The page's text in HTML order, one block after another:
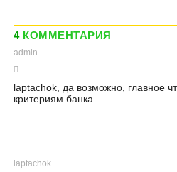
4КОММЕНТАРИЯ
admin
laptachok , да возможно, главное
критериям банка.
laptachok